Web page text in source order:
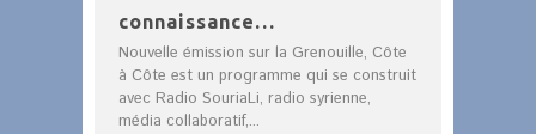
connaissance…
Nouvelle émission sur la Grenouille, Côte
à Côte est un programme qui se construit
avec Radio SouriaLi, radio syrienne,
média collaboratif,...